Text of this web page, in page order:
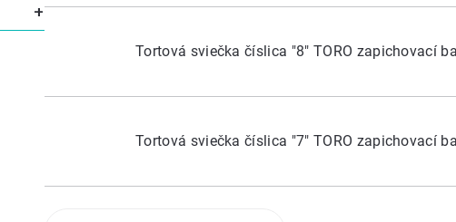
Tortová sviečka číslica "8" TORO zapichovací
Tortová sviečka číslica "7" TORO zapichovací